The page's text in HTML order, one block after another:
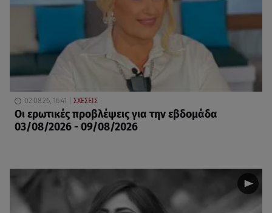
02.08.26, 16:41 ΣΧΕΣΕΙΣ
Οι ερωτικές προβλέψεις για την εβδομάδα
03/08/2026 - 09/08/2026